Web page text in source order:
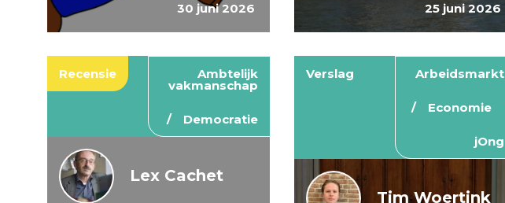
30 juni 2026 25 juni 2026
Recensie Ambtelijk
vakmanschap
Democratie
Lex Cachet
Verslag Arbeidsmarkt
Economie
jOng
Tim Woertink